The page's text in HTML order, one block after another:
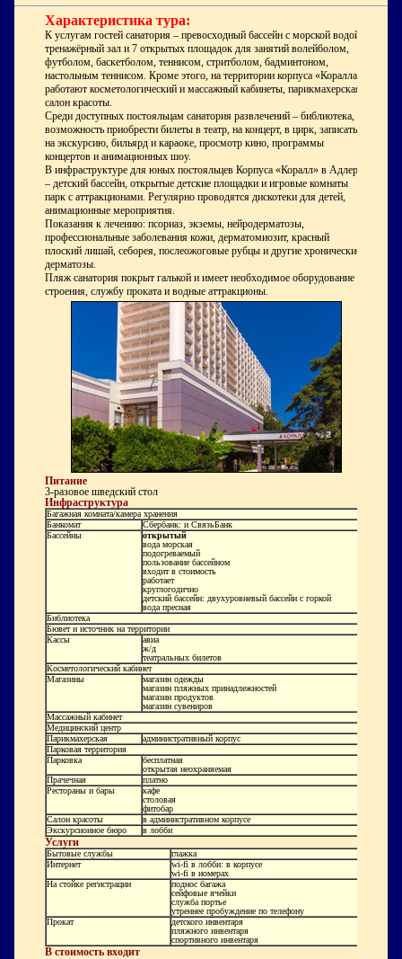
Характеристика тура:
К услугам гостей санатория – превосходный бассейн с морской водой,
тренажёрный зал и 7 открытых площадок для занятий волейболом,
футболом, баскетболом, теннисом, стритболом, бадминтоном,
настольным теннисом. Кроме этого, на территории корпуса «Коралла»
работают косметологический и массажный кабинеты, парикмахерская,
салон красоты.
Среди доступных постояльцам санатория развлечений – библиотека,
возможность приобрести билеты в театр, на концерт, в цирк, записаться
на экскурсию, бильярд и караоке, просмотр кино, программы
концертов и анимационных шоу.
В инфраструктуре для юных постояльцев Корпуса «Коралл» в Адлере
– детский бассейн, открытые детские площадки и игровые комнаты
парк с аттракционами. Регулярно проводятся дискотеки для детей,
анимационные мероприятия.
Показания к лечению: псориаз, экземы, нейродерматозы,
профессиональные заболевания кожи, дерматомиозит, красный
плоский лишай, себорея, послеожоговые рубцы и другие хронические
дерматозы.
Пляж санатория покрыт галькой и имеет необходимое оборудование и
строения, службу проката и водные аттракционы.
Питание
3-разовое шведский стол
Инфраструктура
Багажная комната/камера хранения
Банкомат
Сбербанк: и СвязьБанк
Бассейны
открытый
вода морская
подогреваемый
пользование бассейном
входит в стоимость
работает
круглогодично
детский бассейн: двухуровневый бассейн с горкой
вода пресная
Библиотека
Бювет и источник на территории
Кассы
авиа
ж/д
театральных билетов
Косметологический кабинет
Магазины
магазин одежды
магазин пляжных принадлежностей
магазин продуктов
магазин сувениров
Массажный кабинет
Медицинский центр
Парикмахерская
административный корпус
Парковая территория
Парковка
бесплатная
открытая неохраняемая
Прачечная
платно
Рестораны и бары
кафе
столовая
фитобар
Салон красоты
в административном корпусе
Экскурсионное бюро
в лобби
Услуги
Бытовые службы
глажка
Интернет
wi-fi в лобби: в корпусе
wi-fi в номерах
На стойке регистрации
поднос багажа
сейфовые ячейки
служба портье
утреннее пробуждение по телефону
Прокат
детского инвентаря
пляжного инвентаря
спортивного инвентаря
В стоимость входит